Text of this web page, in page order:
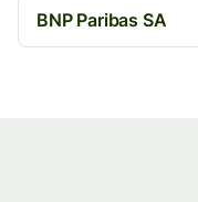
BNP Paribas SA